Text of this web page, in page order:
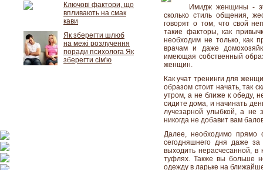
Имидж женщины -
сколько стиль общения,
говорят о том, что свой
такие факторы, как
необходим не только, как
врачам и даже
имеющая собственный
женщин.
Как учат тренинги для
образом стоит начать, так
утром, а не ближе к обеду,
сидите дома, и начинать
лучезарной улыбкой, а не
никогда не добавит вам
Далее, необходимо прямо
сегодняшнего дня даже
выходить нерасчесанной,
туфлях. Также вы больше
одежду в ларьке на
Ключові фактори, що
впливають на смак
кави
Як зберегти шлюб
на межі розлучення
поради психолога Як
зберегти сім'ю